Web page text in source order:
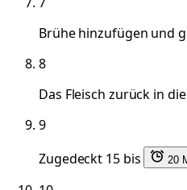
Brühe hinzufügen und
8
Das Fleisch zurück in
9
Zugedeckt 15 bis
20